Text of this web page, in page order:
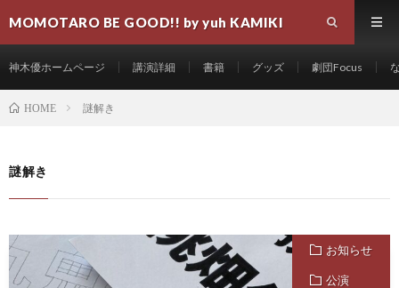
MOMOTARO BE GOOD!! by yuh KAMIKI
神木優ホームページ 講演詳細 書籍 グッズ 劇団Focus
HOME 謎解き
謎解き
お知らせ
公演